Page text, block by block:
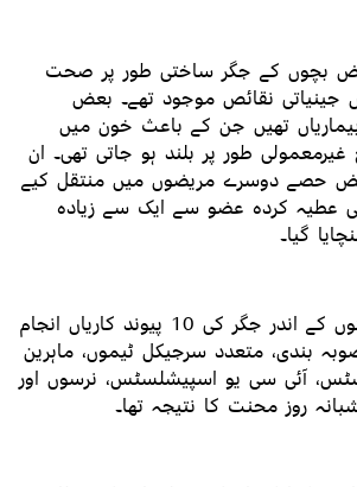
بچوں کے جگر ساختی طور پر صحت
جینیاتی نقائص موجود تھے۔ بعض
تھیں جن کے باعث خون میں
طور پر بلند ہو جاتی تھی۔ ان
حصے دوسرے مریضوں میں منتقل کیے
عطیہ کردہ عضو سے ایک سے زیادہ
گیا۔
ان کے بقول 24 گھنٹوں کے اندر جگر کی 10 پیوند کاریاں انجام
بندی، متعدد سرجیکل ٹیموں، ماہرین
آئی سی یو اسپیشلسٹس، نرسوں اور
روز محنت کا نتیجہ تھا۔